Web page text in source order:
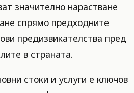
значително нарастване
спрямо предходните
предизвикателства пред
в страната.
стоки и услуги е ключов